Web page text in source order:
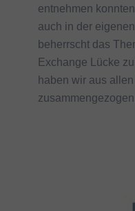
entnehmen
auch in der
beherrscht das
Exchange Lücke
haben wir aus